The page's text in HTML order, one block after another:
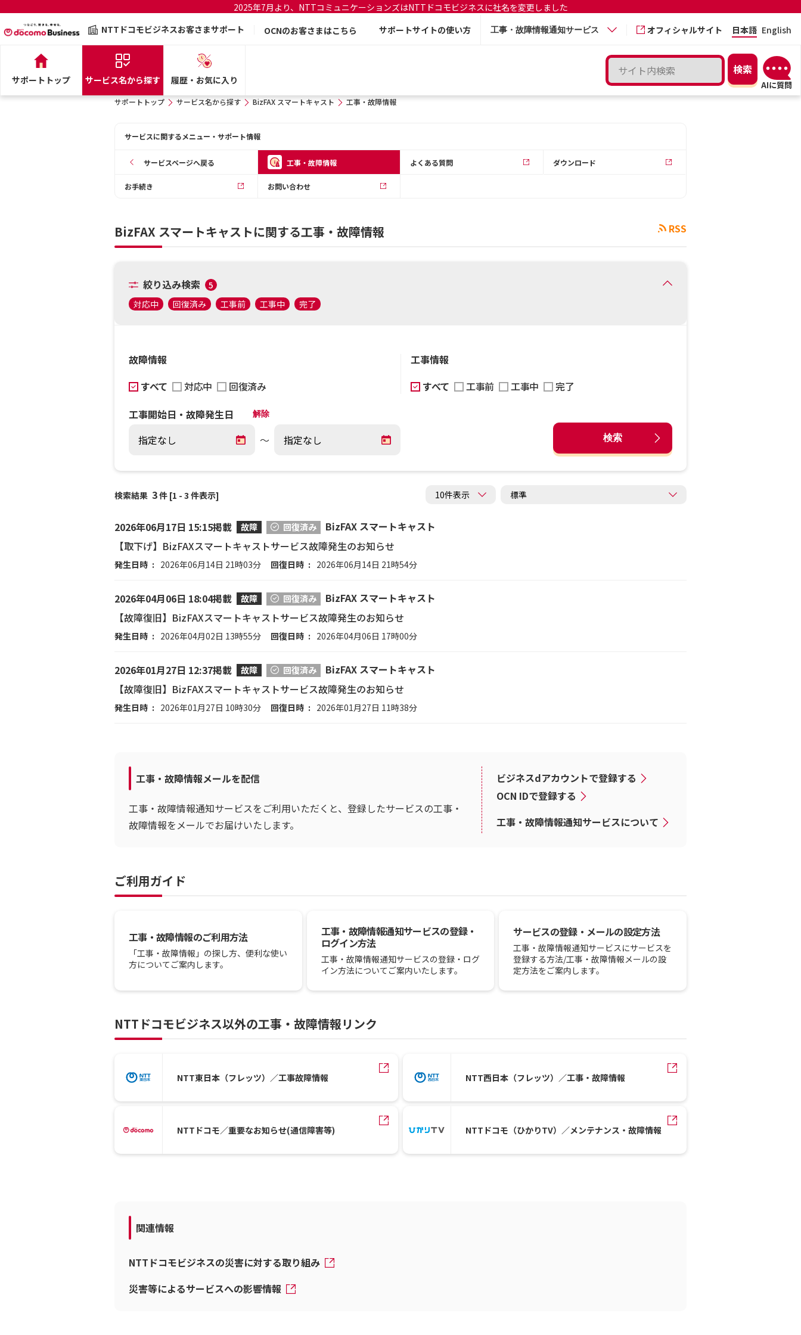
2025年7月より、NTTコミュニケーションズはNTTドコモビジネスに社名を変更しました
NTTドコモビジネスお客さまサポート
OCNのお客さまはこちら サポートサイトの使い方 工事・故障情報通知サービス オフィシャルサイト 日本語 English
サポートトップ サービス名から探す 履歴・お気に入り
サポートトップ サービス名から探す BizFAX スマートキャスト 工事・故障情報
サービスに関するメニュー・サポート情報
サービスページへ戻る 工事・故障情報 よくある質問 ダウンロード
お手続き お問い合わせ
RSS
BizFAX スマートキャストに関する工事・故障情報
絞り込み検索
5
対応中
回復済み 工事前 工事中 完了
故障情報
すべて
対応中 回復済み
工事情報
すべて
工事前 工事中
完了
工事開始日・故障発生日
解除
～ 検索
検索結果 3件 [1 - 3 件表示]
2026年06月17日 15:15掲載 故障 回復済み
BizFAX スマートキャスト
【取下げ】BizFAXスマートキャストサービス故障発生のお知らせ
発生日時 2026年06月14日 21時03分 回復日時 2026年06月14日 21時54分
2026年04月06日 18:04掲載 故障 回復済み
BizFAX スマートキャスト
【故障復旧】BizFAXスマートキャストサービス故障発生のお知らせ
発生日時 2026年04月02日 13時55分 回復日時 2026年04月06日 17時00分
2026年01月27日 12:37掲載 故障 回復済み
BizFAX スマートキャスト
【故障復旧】BizFAXスマートキャストサービス故障発生のお知らせ
発生日時 2026年01月27日 10時30分 回復日時 2026年01月27日 11時38分
工事・故障情報メールを配信
工事・故障情報通知サービスをご利用いただくと、登録したサービスの工事・
故障情報をメールでお届けいたします。
ビジネスdアカウントで登録する
OCN IDで登録する
工事・故障情報通知サービスについて
ご利用ガイド
工事・故障情報のご利用方法
「工事・故障情報」の探し方、便利な使い
方についてご案内します。
工事・故障情報通知サービスの登録・
ログイン方法
工事・故障情報通知サービスの登録・ログ
イン方法についてご案内いたします。
サービスの登録・メールの設定方法
工事・故障情報通知サービスにサービスを
登録する方法/工事・故障情報メールの設
定方法をご案内します。
NTTドコモビジネス以外の工事・故障情報リンク
NTT東日本（フレッツ）／工事故障情報 NTT西日本（フレッツ）／工事・故障情報
NTTドコモ／重要なお知らせ(通信障害等) NTTドコモ（ひかりTV）／メンテナンス・故障情報
関連情報
NTTドコモビジネスの災害に対する取り組み
災害等によるサービスへの影響情報